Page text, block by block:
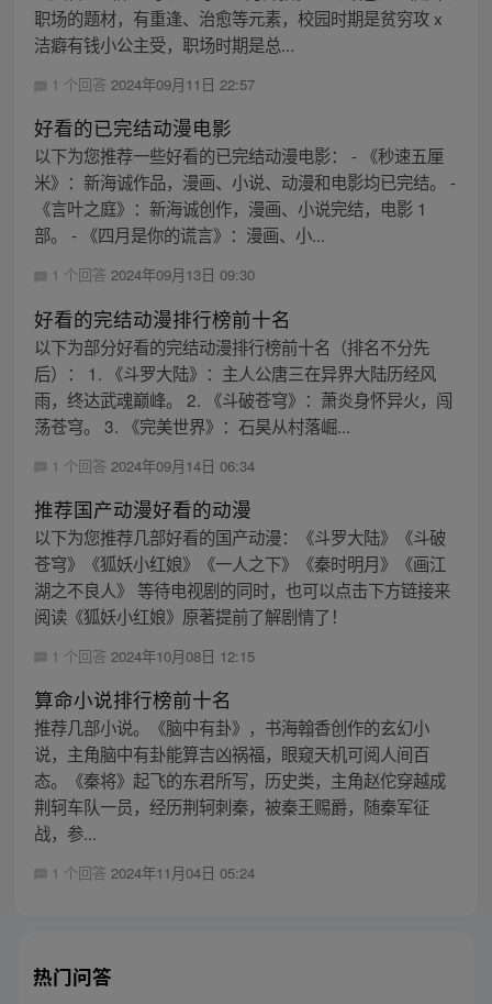
职场的题材，有重逢、治愈等元素，校园时期是贫穷攻 x
洁癖有钱小公主受，职场时期是总...
1 个回答 2024年09月11日 22:57
好看的已完结动漫电影
以下为您推荐一些好看的已完结动漫电影： - 《秒速五厘
米》：新海诚作品，漫画、小说、动漫和电影均已完结。 -
《言叶之庭》：新海诚创作，漫画、小说完结，电影 1
部。 - 《四月是你的谎言》：漫画、小...
1 个回答 2024年09月13日 09:30
好看的完结动漫排行榜前十名
以下为部分好看的完结动漫排行榜前十名（排名不分先
后）： 1. 《斗罗大陆》：主人公唐三在异界大陆历经风
雨，终达武魂巅峰。 2. 《斗破苍穹》：萧炎身怀异火，闯
荡苍穹。 3. 《完美世界》：石昊从村落崛...
1 个回答 2024年09月14日 06:34
推荐国产动漫好看的动漫
以下为您推荐几部好看的国产动漫：《斗罗大陆》《斗破
苍穹》《狐妖小红娘》《一人之下》《秦时明月》《画江
湖之不良人》 等待电视剧的同时，也可以点击下方链接来
阅读《狐妖小红娘》原著提前了解剧情了！
1 个回答 2024年10月08日 12:15
算命小说排行榜前十名
推荐几部小说。《脑中有卦》，书海翰香创作的玄幻小
说，主角脑中有卦能算吉凶祸福，眼窥天机可阅人间百
态。《秦将》起飞的东君所写，历史类，主角赵佗穿越成
荆轲车队一员，经历荆轲刺秦，被秦王赐爵，随秦军征
战，参...
1 个回答 2024年11月04日 05:24
热门问答